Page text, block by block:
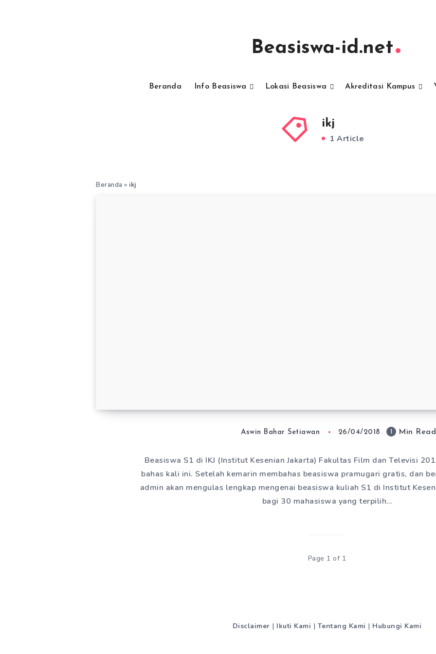
Beasiswa-id.net
Beranda Info Beasiswa Lokasi Beasiswa Akreditasi Kampus
ikj
1 Article
Beranda » ikj
Aswin Bahar Setiawan 26/04/2018 1 Min Read
Beasiswa S1 di IKJ (Institut Kesenian Jakarta) Fakultas Film dan Televisi
bahas kali ini. Setelah kemarin membahas beasiswa pramugari gratis, dan
admin akan mengulas lengkap mengenai beasiswa kuliah S1 di Institut
bagi 30 mahasiswa yang terpilih…
Page 1 of 1
Disclaimer | Ikuti Kami | Tentang Kami | Hubungi Kami